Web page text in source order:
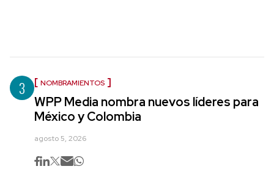
3 NOMBRAMIENTOS
WPP Media nombra nuevos líderes para
México y Colombia
agosto 5, 2026